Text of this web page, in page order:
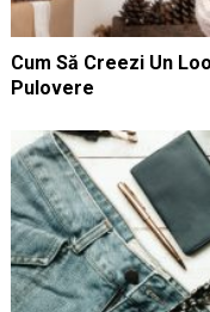
Cum Să Creezi Un
Pulovere